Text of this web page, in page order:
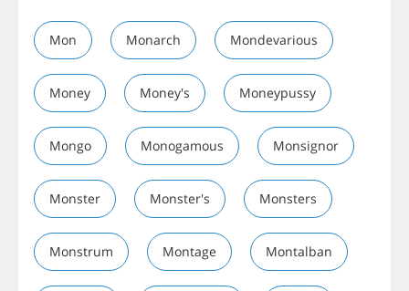
Mon Monarch Mondevarious
Money Money's Moneypussy
Mongo Monogamous Monsignor
Monster Monster's Monsters
Monstrum Montage Montalban